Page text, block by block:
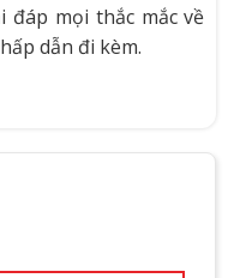
mọi thắc mắc về
dẫn đi kèm.